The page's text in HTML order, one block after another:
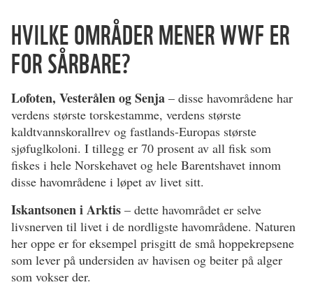
HVILKE OMRÅDER MENER WWF ER
FOR SÅRBARE?
Lofoten, Vesterålen og Senja – disse havområdene har
verdens største torskestamme, verdens største
kaldtvannskorallrev og fastlands-Europas største
sjøfuglkoloni. I tillegg er 70 prosent av all fisk som
fiskes i hele Norskehavet og hele Barentshavet innom
disse havområdene i løpet av livet sitt.
Iskantsonen i Arktis – dette havområdet er selve
livsnerven til livet i de nordligste havområdene. Naturen
her oppe er for eksempel prisgitt de små hoppekrepsene
som lever på undersiden av havisen og beiter på alger
som vokser der.